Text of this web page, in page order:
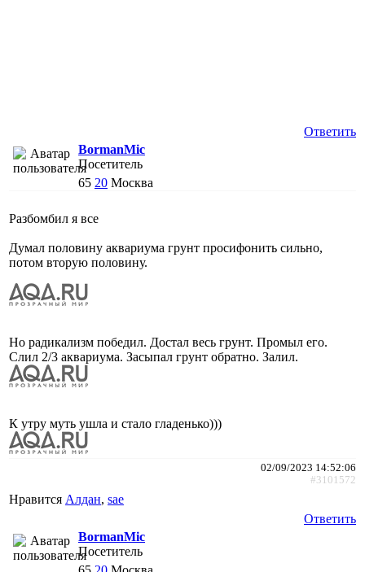
Ответить
BormanMic
Посетитель
65 20 Москва
Разбомбил я все
Думал половину аквариума грунт просифонить сильно,
потом вторую половину.
Но радикализм победил. Достал весь грунт. Промыл его.
Слил 2/3 аквариума. Засыпал грунт обратно. Залил.
К утру муть ушла и стало гладенько)))
02/09/2023 14:52:06
#3101572
Нравится Алдан, sae
Ответить
BormanMic
Посетитель